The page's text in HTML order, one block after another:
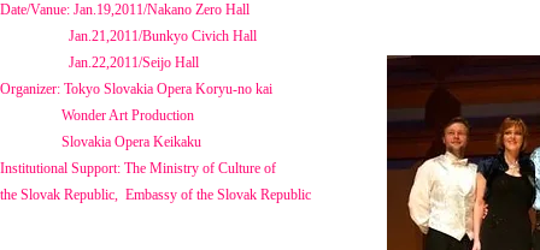
Date/Vanue: Jan.19,2011/Nakano Zero Hall
Jan.21,2011/Bunkyo Civich Hall
Jan.22,2011/Seijo Hall
Organizer: Tokyo Slovakia Opera Koryu-no kai
Wonder Art Production
Slovakia Opera Keikaku
Institutional Support: The Ministry of Culture of
the Slovak Republic, Embassy of the Slovak Republic